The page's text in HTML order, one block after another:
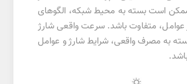
است بسته به محیط شبکه، الگوهای
متفاوت باشد. سرعت واقعی شارژ
به مصرف واقعی، شرایط شارژ و عوامل